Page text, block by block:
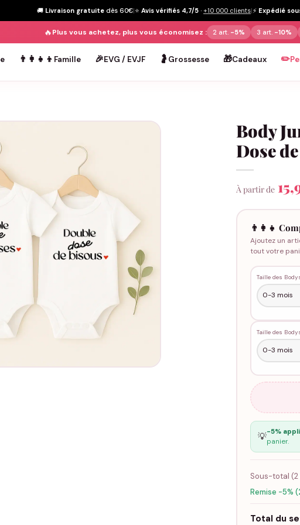
🚚 Livraison gratuite dès 60€|⭐ Avis vérifiés 4,7/5 · +10 000 clients|⚡ Expédié
🔥Plus vous achetez, plus vous économisez : 2 art. -5% 3 art. -10%
👨‍👩‍👧‍👦 Famille 🎉EVG / EVJF 🤰 Grossesse 🎁Cadeaux ✏️
Body
Dose
À partir de
👨‍👩‍👧
Ajoutez un
tout votre
Taille des
Taille des
💡-5%
panier.
Sous-total (2
Remise -5%
Total du